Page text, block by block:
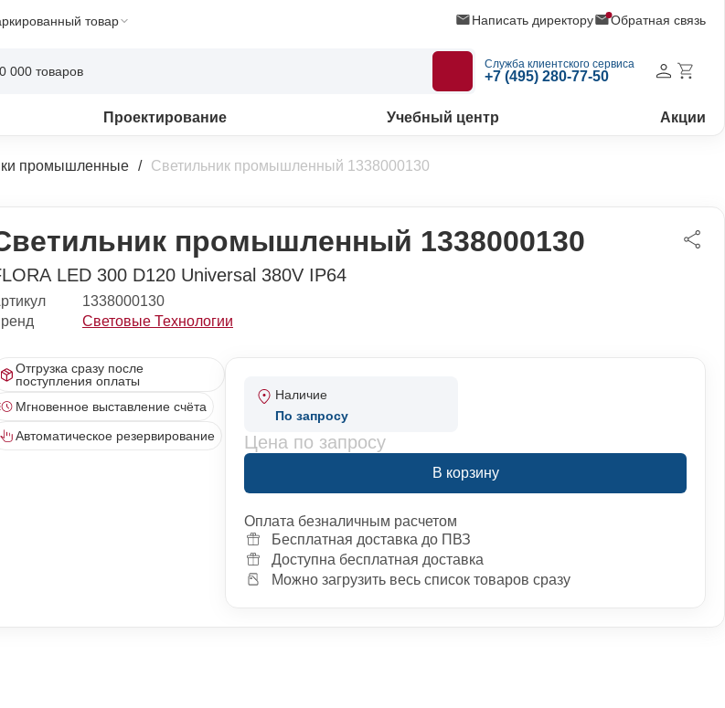
товар Написать директору Обратная связь
Служба клиентского сервиса
+7 (495) 280-77-50
Проектирование Учебный центр Акции
промышленные Светильник промышленный 1338000130
промышленный 1338000130
LED 300 D120 Universal 380V IP64
1338000130
Световые Технологии
Отгрузка сразу после
поступления оплаты
Мгновенное выставление счёта
Автоматическое резервирование
Наличие
По запросу
Цена по запросу
В корзину
Оплата безналичным расчетом
Бесплатная доставка до ПВЗ
Доступна бесплатная доставка
Можно загрузить весь список товаров сразу